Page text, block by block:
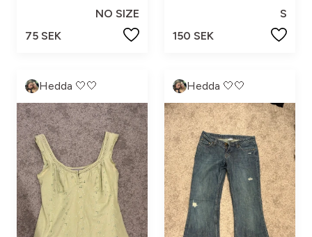
NO SIZE
75 SEK
S
150 SEK
Hedda 🤍🤍 Hedda 🤍🤍